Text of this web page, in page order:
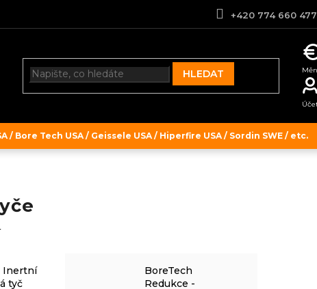
/ Bore Tech USA / Geissele USA / Hiperfire USA / Sordin SWE / etc.
+420 774 660 477
HLEDAT
Inertní
tyč
BoreTech
Redukce -